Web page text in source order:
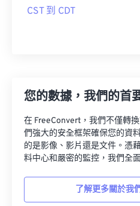
CST 到 CDT
您的數據，我們的首
在 FreeConvert，我們不僅轉
們強大的安全框架確保您的資
的是影像、影片還是文件。憑
料中心和嚴密的監控，我們全
了解更多關於我